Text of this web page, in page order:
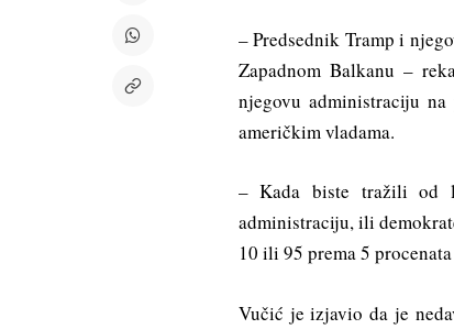
– Predsednik Tramp i
Zapadnom Balkanu –
njegovu administraciju
američkim vladama.
– Kada biste tražili od
administraciju, ili
10 ili 95 prema 5
Vučić je izjavio da je